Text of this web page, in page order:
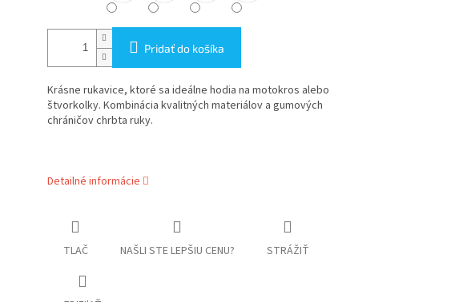
Pridať do košíka
Krásne rukavice, ktoré sa ideálne hodia na motokros alebo
štvorkolky. Kombinácia kvalitných materiálov a gumových
chráničov chrbta ruky.
Detailné informácie
TLAČ NAŠLI STE LEPŠIU CENU? STRÁŽIŤ